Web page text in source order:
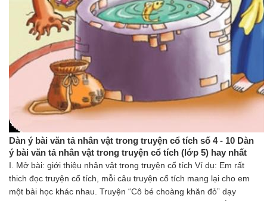
Dàn ý bài văn tả nhân vật trong truyện cổ tích số 4 - 10 Dàn
ý bài văn tả nhân vật trong truyện cổ tích (lớp 5) hay nhất
I. Mở bài: giới thiệu nhân vật trong truyện cổ tích Ví dụ: Em rất
thich đọc truyện cổ tích, mỗi câu truyện cổ tích mang lại cho em
một bài học khác nhau. Truyện “Cô bé choàng khăn đỏ” dạy